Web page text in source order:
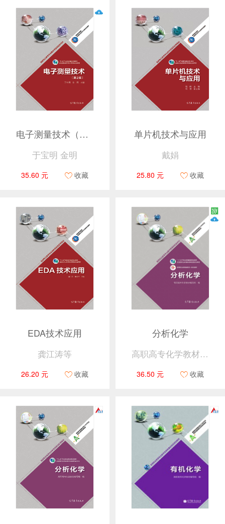
电子测量技术（第2版）
于宝明 金明
35.60 元 收藏
单片机技术与应用
戴娟
25.80 元 收藏
EDA技术应用
龚江涛等
26.20 元 收藏
分析化学
高职高专化学教材编写组
36.50 元 收藏